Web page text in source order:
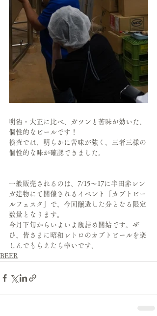
明治・大正に比べ、ガツンと苦味が効いた、
個性的なビールです！
検査では、明らかに苦味が強く、三者三様の
個性的な味が確認できました。
一般販売されるのは、7/15〜17に半田赤レン
ガ建物にて開催されるイベント「カブトビー
ルフェスタ」で、今回醸造した分となる限定
数量となります。
今月下旬からいよいよ瓶詰め開始です。ぜ
ひ、皆さまに昭和レトロのカブトビールを楽
しんでもらえたら幸いです。
BEER